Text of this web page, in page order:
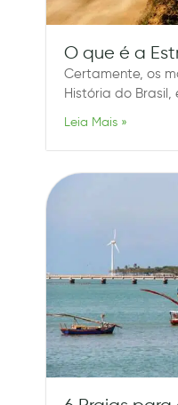
O que é a
Certamente, os
História do Brasil,
Leia Mais »